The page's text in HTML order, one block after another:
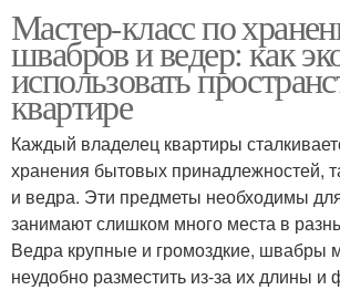
Мастер-класс по
швабров и ведер: как
использовать
квартире
Каждый владелец квартиры
хранения бытовых принадлежностей,
и ведра. Эти предметы необходимы
занимают слишком много места в
Ведра крупные и громоздкие, швабры
неудобно разместить из-за их длины